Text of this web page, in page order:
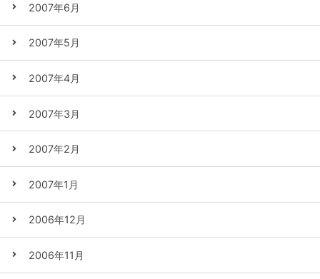
2007年6月
2007年5月
2007年4月
2007年3月
2007年2月
2007年1月
2006年12月
2006年11月